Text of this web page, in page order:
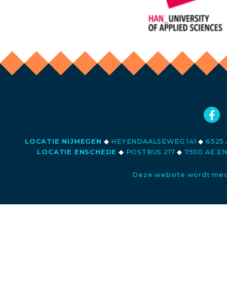
LOCATIE NIJMEGEN ◆ HEYENDAALSEWEG 141◆ 6525
LOCATIE ENSCHEDE ◆ POSTBUS 217◆ 7500 AE
Deze website wordt